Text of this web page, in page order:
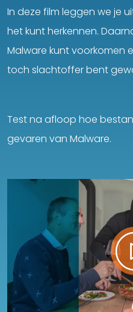
In deze film leggen we je
het kunt herkennen.
Malware kunt voorkomen
toch slachtoffer bent
Test na afloop hoe
gevaren van Malware.